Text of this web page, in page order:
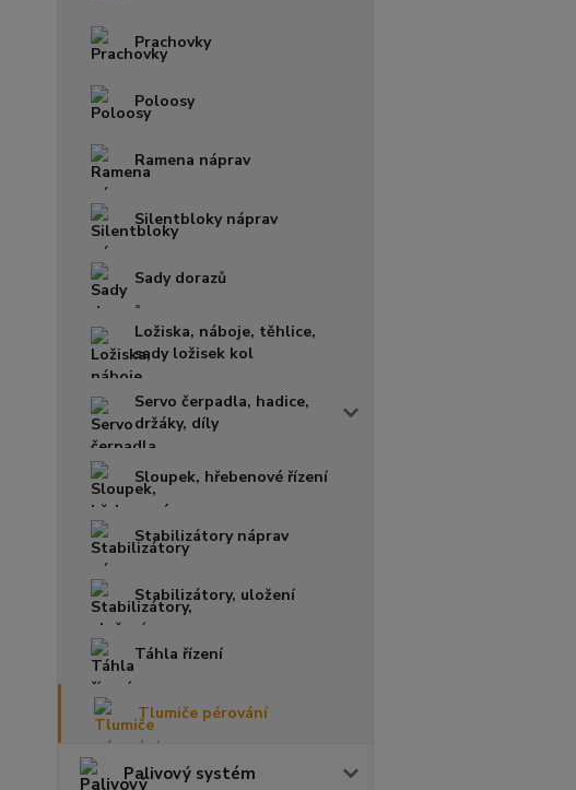
Prachovky
Poloosy
Ramena náprav
Silentbloky náprav
Sady dorazů
Ložiska, náboje, těhlice,
sady ložisek kol
Servo čerpadla, hadice,
držáky, díly
Sloupek, hřebenové řízení
Stabilizátory náprav
Stabilizátory, uložení
Táhla řízení
Tlumiče pérování
Palivový systém